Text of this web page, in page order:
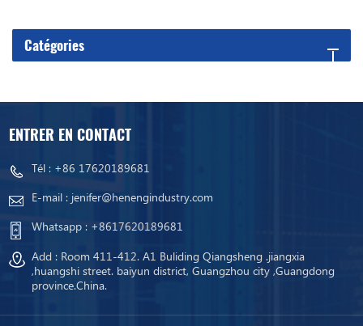
Catégories
ENTRER EN CONTACT
Tél : +86 17620189681
E-mail : jenifer@henengindustry.com
Whatsapp : +8617620189681
Add : Room 411-412. A1 Buliding Qiangsheng .jiangxia
,huangshi street. baiyun district, Guangzhou city ,Guangdong
province.China.